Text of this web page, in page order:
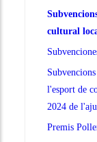
cultural
l'esport de
2024 de
Premis